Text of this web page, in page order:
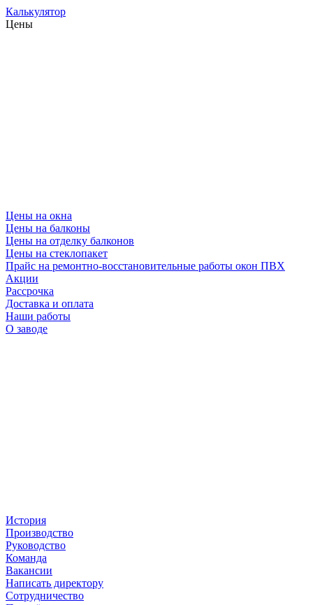
Калькулятор
Цены
Цены на окна
Цены на балконы
Цены на отделку балконов
Цены на стеклопакет
Прайс на ремонтно-восстановительные работы окон ПВХ
Акции
Рассрочка
Доставка и оплата
Наши работы
О заводе
История
Производство
Руководство
Команда
Вакансии
Написать директору
Сотрудничество